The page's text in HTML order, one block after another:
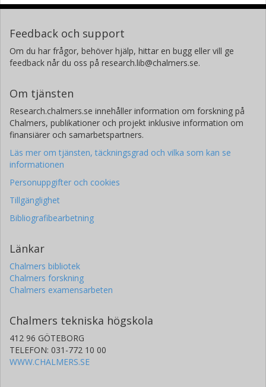
Feedback och support
Om du har frågor, behöver hjälp, hittar en bugg eller vill ge
feedback når du oss på research.lib@chalmers.se.
Om tjänsten
Research.chalmers.se innehåller information om forskning på
Chalmers, publikationer och projekt inklusive information om
finansiärer och samarbetspartners.
Läs mer om tjänsten, täckningsgrad och vilka som kan se
informationen
Personuppgifter och cookies
Tillgänglighet
Bibliografibearbetning
Länkar
Chalmers bibliotek
Chalmers forskning
Chalmers examensarbeten
Chalmers tekniska högskola
412 96 GÖTEBORG
TELEFON: 031-772 10 00
WWW.CHALMERS.SE